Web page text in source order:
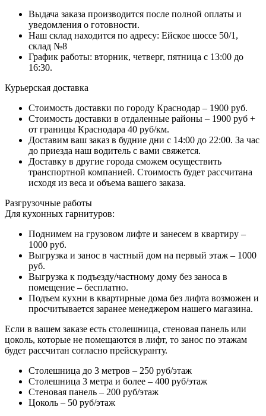
Выдача заказа производится после полной оплаты и
уведомления о готовности.
Наш склад находится по адресу: Ейское шоссе 50/1,
склад №8
График работы: вторник, четверг, пятница с 13:00 до
16:30.
Курьерская доставка
Стоимость доставки по городу Краснодар – 1900 руб.
Стоимость доставки в отдаленные районы – 1900 руб +
от границы Краснодара 40 руб/км.
Доставим ваш заказ в будние дни с 14:00 до 22:00. За час
до приезда наш водитель с вами свяжется.
Доставку в другие города сможем осуществить
транспортной компанией. Стоимость будет рассчитана
исходя из веса и объема вашего заказа.
Разгрузочные работы
Для кухонных гарнитуров:
Поднимем на грузовом лифте и занесем в квартиру –
1000 руб.
Выгрузка и занос в частный дом на первый этаж – 1000
руб.
Выгрузка к подъезду/частному дому без заноса в
помещение – бесплатно.
Подъем кухни в квартирные дома без лифта возможен и
просчитывается заранее менеджером нашего магазина.
Если в вашем заказе есть столешница, стеновая панель или
цоколь, которые не помещаются в лифт, то занос по этажам
будет рассчитан согласно прейскуранту.
Столешница до 3 метров – 250 руб/этаж
Столешница 3 метра и более – 400 руб/этаж
Стеновая панель – 200 руб/этаж
Цоколь – 50 руб/этаж